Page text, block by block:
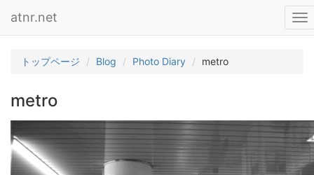
atnr.net
トップページ Blog Photo Diary metro
metro